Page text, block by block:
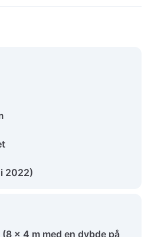
2022)
× 4 m med en dybde på